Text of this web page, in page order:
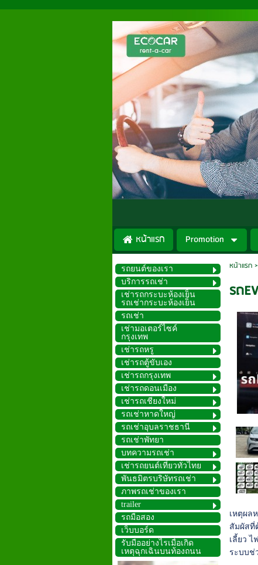
หน้าแรก Promotion
รถยนต์ของเรา
บริการรถเช่า
เช่ารถกระบะห้องเย็น
รถเช่ากระบะห้องเย็น
รถเช่า
เช่ามอเตอร์ไซค์
กรุงเทพ
เช่ารถหรู
เช่ารถตู้ขับเอง
เช่ารถกรุงเทพ
เช่ารถดอนเมือง
เช่ารถเชียงใหม่
รถเช่าหาดใหญ่
รถเช่าอุบลราชธานี
รถเช่าพัทยา
บทความรถเช่า
เช่ารถยนต์เที่ยวทั่วไทย
พันธมิตรบริษัทรถเช่า
ภาพรถเช่าของเรา
trailer
รถมือสอง
เว็บบอร์ด
รับมืออย่างไรเมื่อเกิด
เหตุฉุกเฉินบนท้องถนน
หน้าแรก>
รถ
เหตุผล
สัมผัสที่
เลี้ยว
ระบบช่